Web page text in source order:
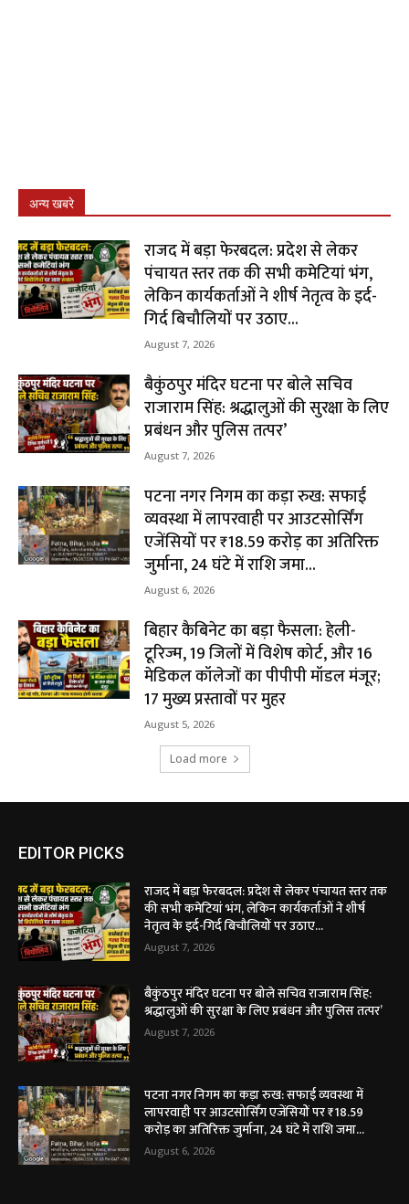
अन्य खबरे
राजद में बड़ा फेरबदल: प्रदेश से लेकर
पंचायत स्तर तक की सभी कमेटियां भंग,
लेकिन कार्यकर्ताओं ने शीर्ष नेतृत्व के इर्द-
गिर्द बिचौलियों पर उठाए...
August 7, 2026
बैकुंठपुर मंदिर घटना पर बोले सचिव
राजाराम सिंह: श्रद्धालुओं की सुरक्षा के लिए
प्रबंधन और पुलिस तत्पर’
August 7, 2026
पटना नगर निगम का कड़ा रुख: सफाई
व्यवस्था में लापरवाही पर आउटसोर्सिंग
एजेंसियों पर ₹18.59 करोड़ का अतिरिक्त
जुर्माना, 24 घंटे में राशि जमा...
August 6, 2026
बिहार कैबिनेट का बड़ा फैसला: हेली-
टूरिज्म, 19 जिलों में विशेष कोर्ट, और 16
मेडिकल कॉलेजों का पीपीपी मॉडल मंजूर;
17 मुख्य प्रस्तावों पर मुहर
August 5, 2026
Load more
EDITOR PICKS
राजद में बड़ा फेरबदल: प्रदेश से लेकर पंचायत स्तर तक
की सभी कमेटियां भंग, लेकिन कार्यकर्ताओं ने शीर्ष
नेतृत्व के इर्द-गिर्द बिचौलियों पर उठाए...
August 7, 2026
बैकुंठपुर मंदिर घटना पर बोले सचिव राजाराम सिंह:
श्रद्धालुओं की सुरक्षा के लिए प्रबंधन और पुलिस तत्पर’
August 7, 2026
पटना नगर निगम का कड़ा रुख: सफाई व्यवस्था में
लापरवाही पर आउटसोर्सिंग एजेंसियों पर ₹18.59
करोड़ का अतिरिक्त जुर्माना, 24 घंटे में राशि जमा...
August 6, 2026